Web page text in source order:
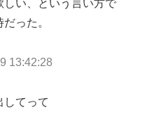
い、という言い方で
った。
13:42:28
してって